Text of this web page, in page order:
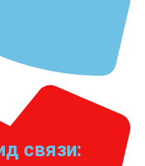
связи: